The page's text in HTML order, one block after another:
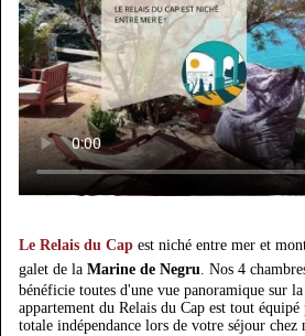
Le Relais du Cap est niché entre mer et
galet de la Marine de Negru. Nos 4
bénéficie toutes d'une vue panoramique sur
appartement du Relais du Cap est tout équipé
totale indépendance lors de votre séjour